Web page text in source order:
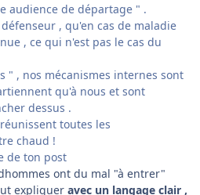
audience de départage " .
, qu'en cas de maladie
, ce qui n'est pas le cas du
" , nos mécanismes internes sont
qu'à nous et sont
dessus .
toutes les
chaud !
de ton post
ont du mal "à entrer"
expliquer avec un langage clair ,